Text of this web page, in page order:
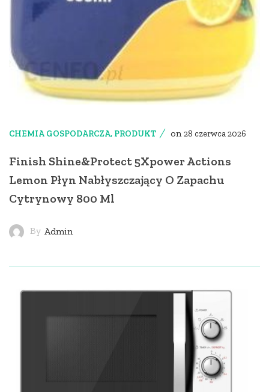
CHEMIA GOSPODARCZA, PRODUKT on 28 czerwca 2026
Finish Shine&Protect 5Xpower Actions
Lemon Płyn Nabłyszczający O Zapachu
Cytrynowy 800 Ml
By Admin